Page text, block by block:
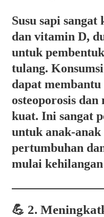
Susu sapi sangat
dan vitamin D,
untuk
tulang.
dapat membantu
osteoporosis
kuat. Ini sangat
untuk anak-anak
pertumbuhan
mulai
💪 2.